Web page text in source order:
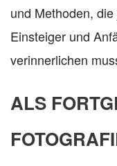
und Methoden,
Einsteiger und
verinnerlichen
ALS